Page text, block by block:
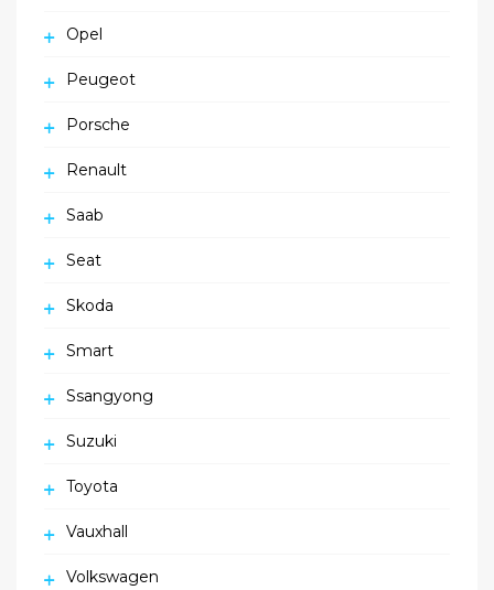
Opel
Peugeot
Porsche
Renault
Saab
Seat
Skoda
Smart
Ssangyong
Suzuki
Toyota
Vauxhall
Volkswagen